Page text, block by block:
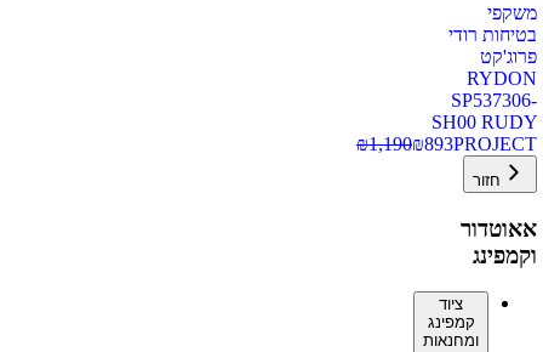
משקפי
בטיחות רודי
פרוג'קט
RYDON
SP537306-
SH00 RUDY
PROJECT
₪893
₪1,190
חזור
אאוטדור
וקמפינג
ציוד
קמפינג
ומחנאות